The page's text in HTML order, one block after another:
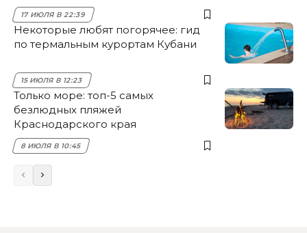
17 ИЮЛЯ В 22:39
Некоторые любят погорячее: гид
по термальным курортам Кубани
15 ИЮЛЯ В 12:23
Только море: топ-5 самых
безлюдных пляжей
Краснодарского края
8 ИЮЛЯ В 10:45